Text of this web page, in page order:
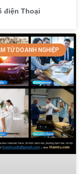
điện Thoại
TỬ DOANH NGHIỆP